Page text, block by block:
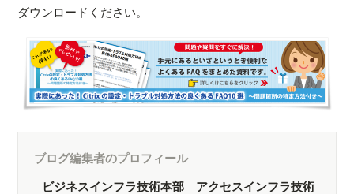
ダウンロードください。
ブログ編集者のプロフィール
ビジネスインフラ技術本部 アクセスインフラ技術